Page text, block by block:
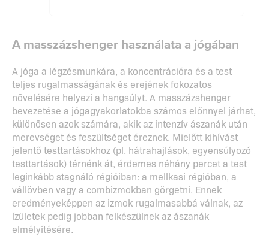
A masszázshenger használata a jógában
A jóga a légzésmunkára, a koncentrációra és a test
teljes rugalmasságának és erejének fokozatos
növelésére helyezi a hangsúlyt. A masszázshenger
bevezetése a jógagyakorlatokba számos előnnyel járhat,
különösen azok számára, akik az intenzív ászanák után
merevséget és feszültséget éreznek. Mielőtt kihívást
jelentő testtartásokhoz (pl. hátrahajlások, egyensúlyozó
testtartások) térnénk át, érdemes néhány percet a test
leginkább stagnáló régióiban: a mellkasi régióban, a
vállövben vagy a combizmokban görgetni. Ennek
eredményeképpen az izmok rugalmasabbá válnak, az
ízületek pedig jobban felkészülnek az ászanák
elmélyítésére.